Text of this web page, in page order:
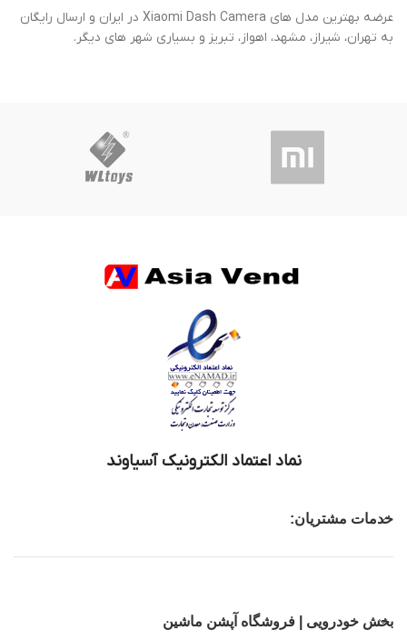
عرضه بهترین مدل های Xiaomi Dash Camera در ایران و ارسال رایگان
به تهران، شیراز، مشهد، اهواز، تبریز و بسیاری شهر های دیگر.
نماد اعتماد الکترونیک آسیاوند
خدمات مشتریان:
بخش خودرویی | فروشگاه آپشن ماشین